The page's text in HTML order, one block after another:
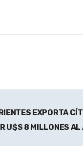
EXPORTA
U$S 8 MILLONES AL